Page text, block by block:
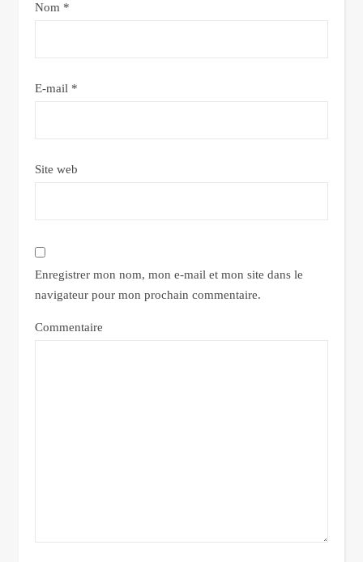
Nom *
E-mail *
Site web
Enregistrer mon nom, mon e-mail et mon site dans le
navigateur pour mon prochain commentaire.
Commentaire